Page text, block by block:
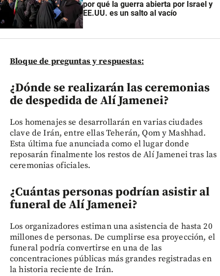
por qué la guerra abierta por Israel y
EE.UU. es un salto al vacío
Bloque de preguntas y respuestas:
¿Dónde se realizarán las ceremonias
de despedida de Alí Jamenei?
Los homenajes se desarrollarán en varias ciudades
clave de Irán, entre ellas Teherán, Qom y Mashhad.
Esta última fue anunciada como el lugar donde
reposarán finalmente los restos de Alí Jamenei tras las
ceremonias oficiales.
¿Cuántas personas podrían asistir al
funeral de Alí Jamenei?
Los organizadores estiman una asistencia de hasta 20
millones de personas. De cumplirse esa proyección, el
funeral podría convertirse en una de las
concentraciones públicas más grandes registradas en
la historia reciente de Irán.